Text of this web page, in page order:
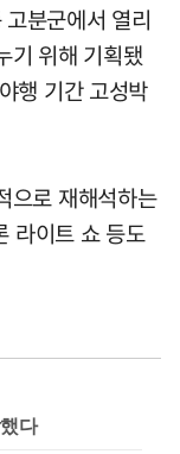
분군에서 열리
기 위해 기획됐
행 기간 고성박
으로 재해석하는
라이트 쇼 등도
다